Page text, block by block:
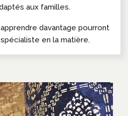
aux familles.
davantage pourront
en la matière.